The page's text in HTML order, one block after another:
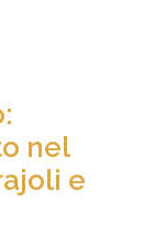
nel
e